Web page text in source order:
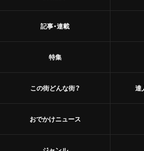
記事・連載
特集
この街どんな街？
おでかけニュース
達